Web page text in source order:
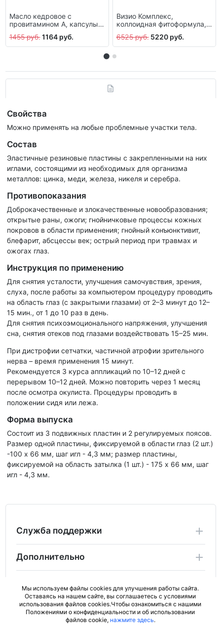
Масло кедровое с
провитамином А, капсулы,
1455 руб. 1164 руб.
Визио Комплекс,
коллоидная фитоформула,
6525 руб. 5220 руб.
Свойства
Можно применять на любые проблемные участки тела.
Состав
Эластичные резиновые пластины с закрепленными на них
иглами, состоящими из необходимых для организма
металлов: цинка, меди, железа, никеля и серебра.
Противопоказания
Доброкачественные и злокачественные новообразования;
открытые раны, ожоги; гнойничковые процессы кожных
покровов в области применения; гнойный конъюнктивит,
блефарит, абсцессы век; острый период при травмах и
ожогах глаз.
Инструкция по применению
Для снятия усталости, улучшения самочувствия, зрения,
слуха, после работы за компьютером процедуру проводить
на область глаз (с закрытыми глазами) от 2–3 минут до 12–
15 мин., от 1 до 10 раз в день.
Для снятия психоэмоционального напряжения, улучшения
сна, снятия отеков под глазами воздействовать 15–25 мин.
При дистрофии сетчатки, частичной атрофии зрительного
нерва – время применения 15 минут.
Рекомендуется 3 курса аппликаций по 10–12 дней с
перерывом 10–12 дней. Можно повторить через 1 месяц
после осмотра окулиста. Процедуры проводить в
положении сидя или лежа.
Форма выпуска
Состоит из 3 подвижных пластин и 2 регулируемых поясов.
Размер одной пластины, фиксируемой в области глаз (2 шт.)
-100 х 66 мм, шаг игл - 4,3 мм; размер пластины,
фиксируемой на область затылка (1 шт.) - 175 х 66 мм, шаг
игл - 4,3 мм.
Служба поддержки
Дополнительно
2024 Copyright ActiveBad.ru. Не является публичной
офертой (ст.437 ГК РФ).
Мы используем файлы cookies для улучшения работы сайта.
Оставаясь на нашем сайте, вы соглашаетесь с условиями
использования файлов cookies.Чтобы ознакомиться с нашими
Положениями о конфиденциальности и об использовании
файлов cookie, нажмите здесь.